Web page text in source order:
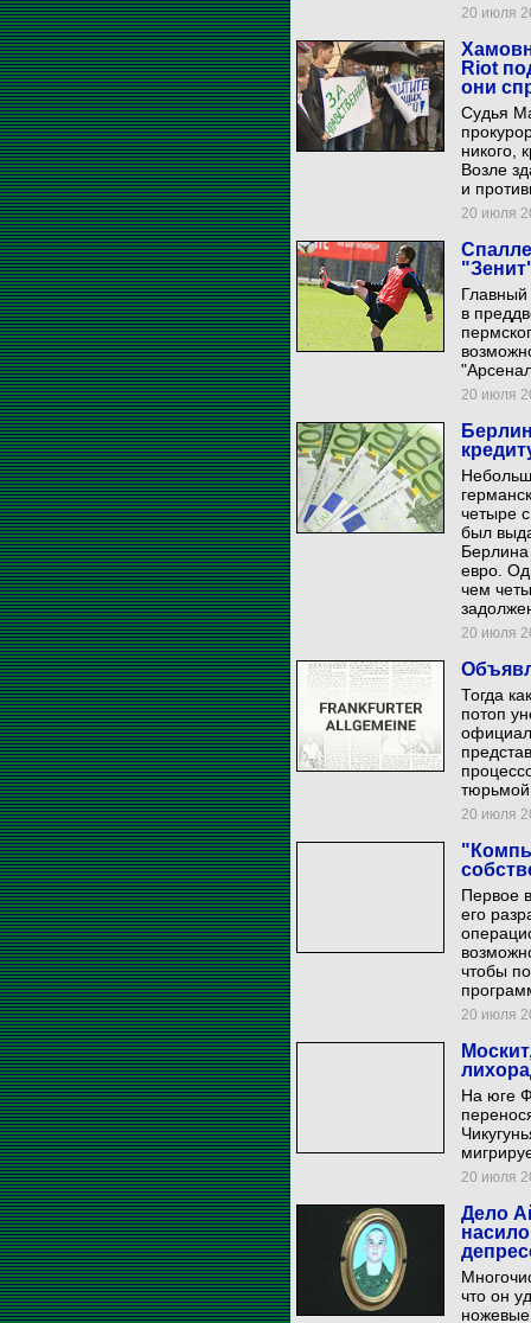
20 июля
Riot
они
Судья
никого,
Возле
и
20 июля
Главный
в
20 июля
четыре
был
евро.
чем
20 июля
Тогда
потоп
20 июля
Первое
его
чтобы
20 июля
На юге
20 июля
Дело
что он